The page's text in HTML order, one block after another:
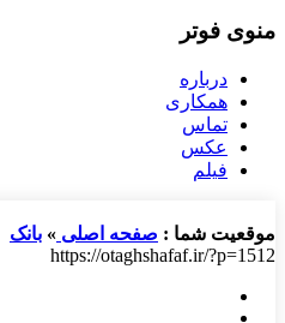
منوی فوتر
درباره
همکاری
تماس
عکس
فیلم
موقعیت شما : صفحه اصلی » بانک
https://otaghshafaf.ir/?p=1512